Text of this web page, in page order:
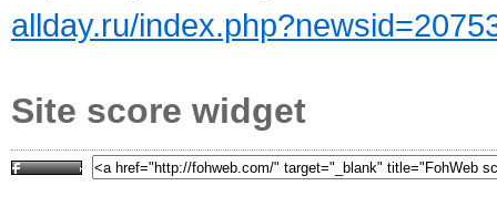
allday.ru/
Site score widget